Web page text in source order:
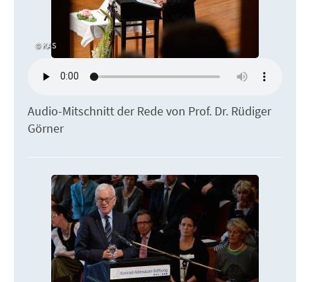
KAS
Audio-Mitschnitt der Rede von Prof. Dr. Rüdiger
Görner